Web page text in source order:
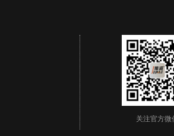
关注官方微